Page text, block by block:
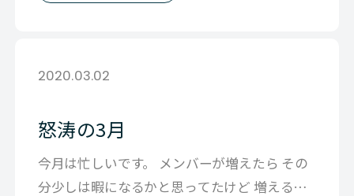
2020.03.02
怒涛の3月
今月は忙しいです。 メンバーが増えたら その
分少しは暇になるかと思ってたけど 増えるほ